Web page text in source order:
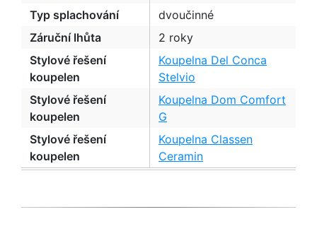
Typ splachování
dvoučinné
Záruční lhůta
2 roky
Stylové řešení
koupelen
Koupelna Del Conca
Stelvio
Stylové řešení
koupelen
Koupelna Dom Comfort
G
Stylové řešení
koupelen
Koupelna Classen
Ceramin